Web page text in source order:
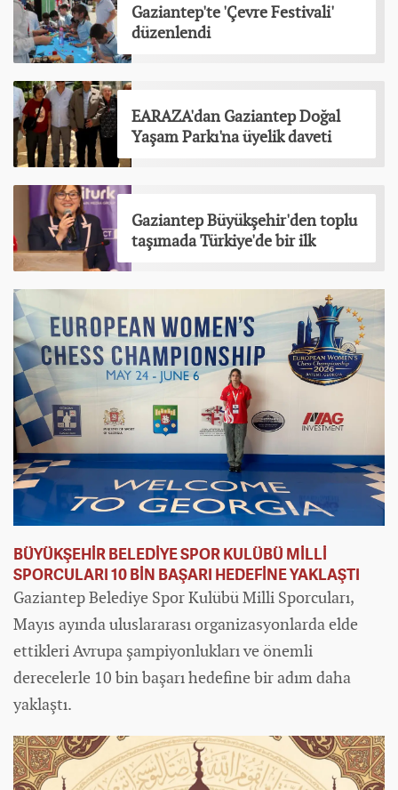
Gaziantep'te 'Çevre Festivali'
düzenlendi
EARAZA'dan Gaziantep Doğal
Yaşam Parkı'na üyelik daveti
Gaziantep Büyükşehir'den toplu
taşımada Türkiye'de bir ilk
BÜYÜKŞEHİR BELEDİYE SPOR KULÜBÜ MİLLİ
SPORCULARI 10 BİN BAŞARI HEDEFİNE YAKLAŞTI
Gaziantep Belediye Spor Kulübü Milli Sporcuları,
Mayıs ayında uluslararası organizasyonlarda elde
ettikleri Avrupa şampiyonlukları ve önemli
derecelerle 10 bin başarı hedefine bir adım daha
yaklaştı.